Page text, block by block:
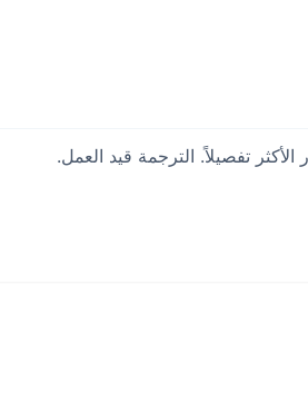
تفصيلاً. الترجمة قيد العمل.